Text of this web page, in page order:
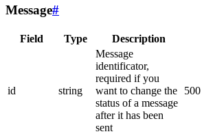
Message#
Field Type Description
id string
Message
identificator,
required if you
want to change the
status of a message
after it has been
sent